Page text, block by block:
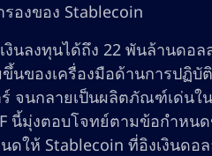
องของ Stablecoin
ลงทุนได้ถึง 22 พันล้านดอล
ของเครื่องมือด้านการปฏิ
จนกลายเป็นผลิตภัณฑ์เด่นใ
นี้มุ่งตอบโจทย์ตามข้อกำห
ดให้ Stablecoin ที่อิงเงินด